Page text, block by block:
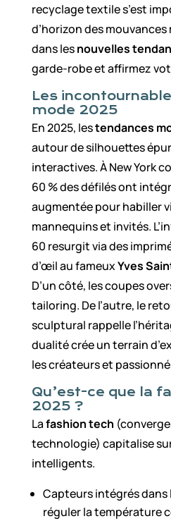
recyclage textile s’est
d’horizon des
dans lesnouvelles
garde-robe et affirmez
Les
mode 2025
En 2025, lestendances
autour de silhouettes
interactives. À New York
60 % des défilés ont
augmentée pour habiller
mannequins et invités.
60 resurgit via des
d’œil au fameuxYves
D’un côté, les coupes
tailoring. De l’autre, le
sculptural rappelle
dualité crée un terrain
les créateurs et
Qu’est-ce que la
2025 ?
Lafashion tech
technologie) capitalise
intelligents.
Capteurs intégrés dans
réguler la température